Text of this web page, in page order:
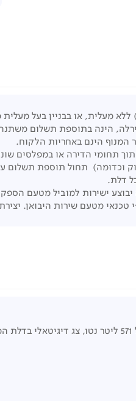
מעלית, או בבניין בעל
תשלום משתנה בטווח של בין 40
המנוף הינם באחריות הלקוח.
תחומי הדירה או במפלסים
וכדומה) תחול תוספת
ישירות למוביל מטעם
מטעם שירות היבואן. יצירת
צג דיגיטאלי בדלת